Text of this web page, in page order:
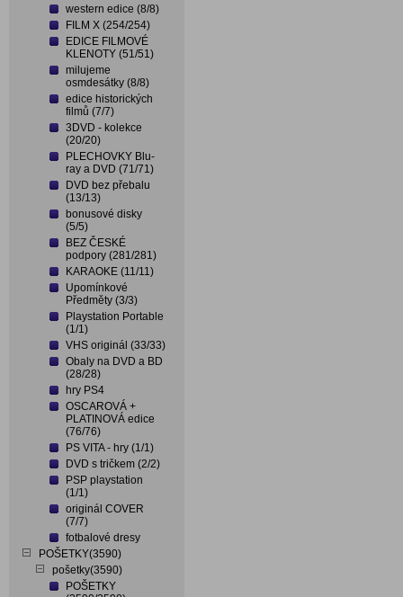
western edice (8/8)
FILM X (254/254)
EDICE FILMOVÉ
KLENOTY (51/51)
milujeme
osmdesátky (8/8)
edice historických
filmů (7/7)
3DVD - kolekce
(20/20)
PLECHOVKY Blu-
ray a DVD (71/71)
DVD bez přebalu
(13/13)
bonusové disky
(5/5)
BEZ ČESKÉ
podpory (281/281)
KARAOKE (11/11)
Upomínkové
Předměty (3/3)
Playstation Portable
(1/1)
VHS originál (33/33)
Obaly na DVD a BD
(28/28)
hry PS4
OSCAROVÁ +
PLATINOVÁ edice
(76/76)
PS VITA - hry (1/1)
DVD s tričkem (2/2)
PSP playstation
(1/1)
originál COVER
(7/7)
fotbalové dresy
POŠETKY(3590)
pošetky(3590)
POŠETKY